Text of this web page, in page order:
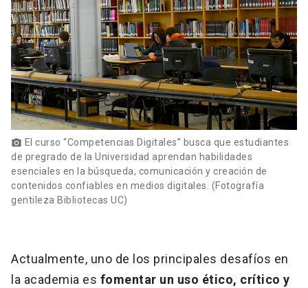
Donaciones
photo_camera El curso “Competencias Digitales” busca que estudiantes
de pregrado de la Universidad aprendan habilidades
esenciales en la búsqueda, comunicación y creación de
contenidos confiables en medios digitales. (Fotografía
gentileza Bibliotecas UC)
Actualmente, uno de los principales desafíos en
la academia es fomentar un uso ético, crítico y